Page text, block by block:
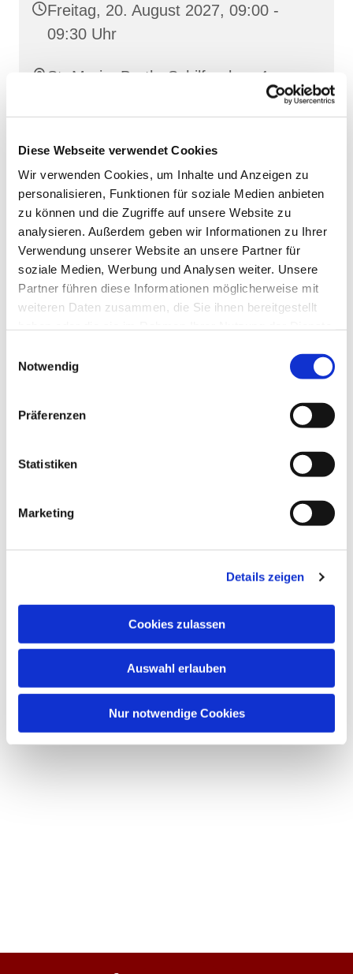
Diese Webseite verwendet Cookies
Wir verwenden Cookies, um Inhalte und Anzeigen zu
personalisieren, Funktionen für soziale Medien anbieten
zu können und die Zugriffe auf unsere Website zu
analysieren. Außerdem geben wir Informationen zu Ihrer
Verwendung unserer Website an unsere Partner für
soziale Medien, Werbung und Analysen weiter. Unsere
Partner führen diese Informationen möglicherweise mit
weiteren Daten zusammen, die Sie ihnen bereitgestellt
Notwendig
Präferenzen
Statistiken
Marketing
Details zeigen
Cookies zulassen
Auswahl erlauben
Nur notwendige Cookies
Freitag, 20. August 2027, 09:00 -
09:30 Uhr
St. Maria, Barth, Schilfgraben 4,